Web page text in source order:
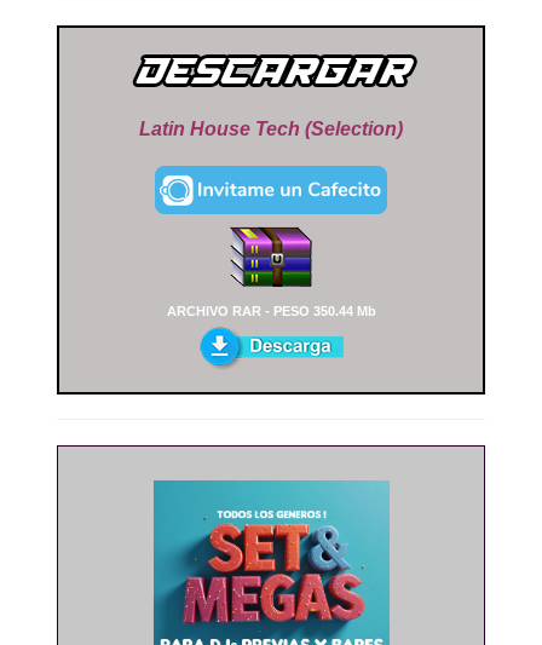
Latin House Tech (Selection)
ARCHIVO RAR - PESO 350.44 Mb